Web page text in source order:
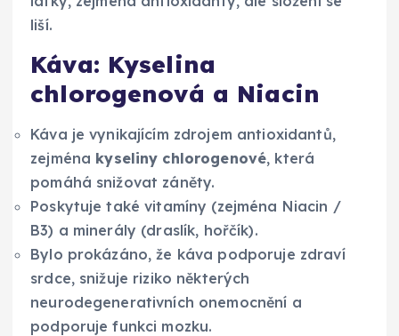
liší.
Káva: Kyselina
chlorogenová a Niacin
Káva je vynikajícím zdrojem antioxidantů,
zejména kyseliny chlorogenové, která
pomáhá snižovat záněty.
Poskytuje také vitamíny (zejména Niacin /
B3) a minerály (draslík, hořčík).
Bylo prokázáno, že káva podporuje zdraví
srdce, snižuje riziko některých
neurodegenerativních onemocnění a
podporuje funkci mozku.